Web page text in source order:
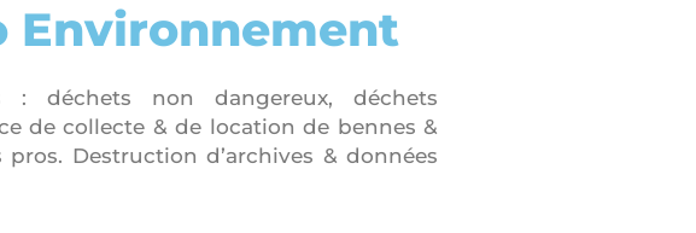
Environnement
: déchets non dangereux, déchets
de collecte & de location de bennes &
Destruction d’archives & données